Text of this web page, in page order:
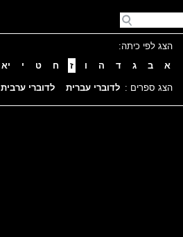
הצג לפי כיתה:
א
ב ג ד ה ו ז ח ט י יא
הצג ספרים : לדוברי עברית לדוברי ערבית